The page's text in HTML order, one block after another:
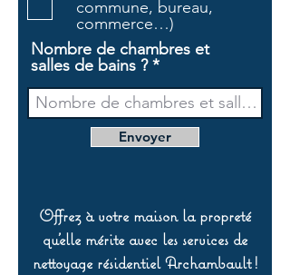
commune, bureau,
commerce…)
Nombre de chambres et
salles de bains ?
Envoyer
Offrez à votre maison la propreté
qu’elle mérite avec les services de
nettoyage résidentiel Archambault !